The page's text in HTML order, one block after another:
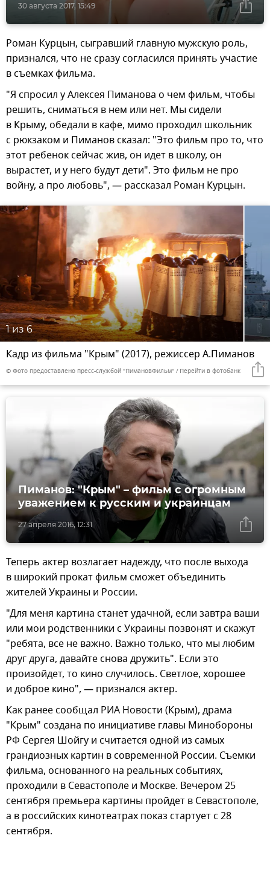
30 августа 2017, 15:49
Роман Курцын, сыгравший главную мужскую роль,
признался, что не сразу согласился принять участие
в съемках фильма.
"Я спросил у Алексея Пиманова о чем фильм, чтобы
решить, сниматься в нем или нет. Мы сидели
в Крыму, обедали в кафе, мимо проходил школьник
с рюкзаком и Пиманов сказал: "Это фильм про то, что
этот ребенок сейчас жив, он идет в школу, он
вырастет, и у него будут дети". Это фильм не про
войну, а про любовь", — рассказал Роман Курцын.
1из 6
Кадр из фильма "Крым" (2017), режиссер А.Пиманов
© Фото предоставлено пресс-службой "ПимановФильм" Перейти в фотобанк
27 апреля 2016, 12:31
Пиманов: "Крым" – фильм с огромным
уважением к русским и украинцам
Теперь актер возлагает надежду, что после выхода
в широкий прокат фильм сможет объединить
жителей Украины и России.
"Для меня картина станет удачной, если завтра ваши
или мои родственники с Украины позвонят и скажут
"ребята, все не важно. Важно только, что мы любим
друг друга, давайте снова дружить". Если это
произойдет, то кино случилось. Светлое, хорошее
и доброе кино", — признался актер.
Как ранее сообщал РИА Новости (Крым), драма
"Крым" создана по инициативе главы Минобороны
РФ Сергея Шойгу и считается одной из самых
грандиозных картин в современной России. Съемки
фильма, основанного на реальных событиях,
проходили в Севастополе и Москве. Вечером 25
сентября премьера картины пройдет в Севастополе,
а в российских кинотеатрах показ стартует с 28
сентября.